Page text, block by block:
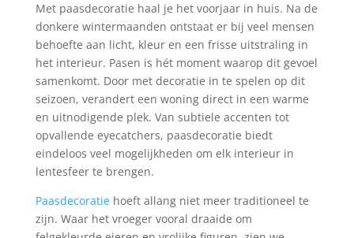
Met paasdecoratie haal je het voorjaar in huis. Na de
donkere wintermaanden ontstaat er bij veel mensen
behoefte aan licht, kleur en een frisse uitstraling in
het interieur. Pasen is hét moment waarop dit gevoel
samenkomt. Door met decoratie in te spelen op dit
seizoen, verandert een woning direct in een warme
en uitnodigende plek. Van subtiele accenten tot
opvallende eyecatchers, paasdecoratie biedt
eindeloos veel mogelijkheden om elk interieur in
lentesfeer te brengen.
Paasdecoratiehoeft allang niet meer traditioneel te
zijn. Waar het vroeger vooral draaide om